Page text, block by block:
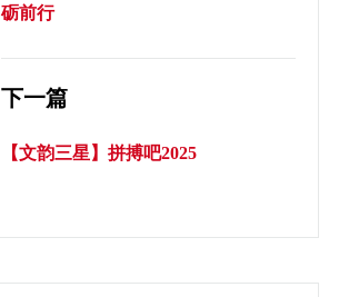
砺前行
下一篇
【文韵三星】拼搏吧2025